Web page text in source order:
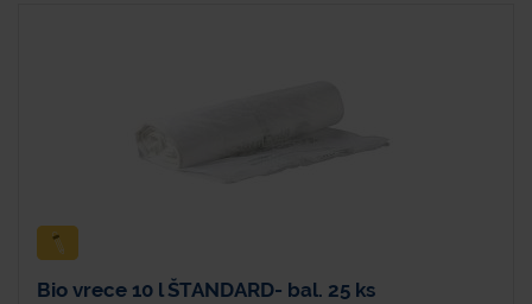
Bio vrece 10 l ŠTANDARD- bal. 25 ks